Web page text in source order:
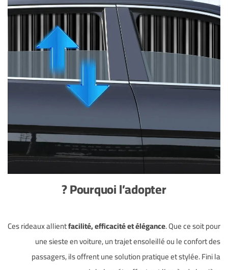
Pourquoi l’adopter ?
Ces rideaux allientfacilité, efficacité et élégance. Que ce soit pour
une sieste en voiture, un trajet ensoleillé ou le confort des
passagers, ils offrent une solution pratique et stylée. Fini la